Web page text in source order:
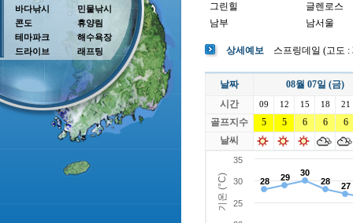
바다낚시
콘도
테마파크
드라이브
민물낚시
휴양림
해수욕장
래프팅
그린힐
글렌로스
남부
남서울
뉴코리아
더반
더크로스비
더헤븐
라싸
락가든
로제비앙
루트52
마에스트로
마이다스
베뉴지
베르힐영종
블랙스톤GC이천
빅토리아
상세예보 스프링데일 (고도 :
날짜
08월 07일 (금)
시간
09 12 15 18 21
골프지수 5 5 6 6
6
날씨